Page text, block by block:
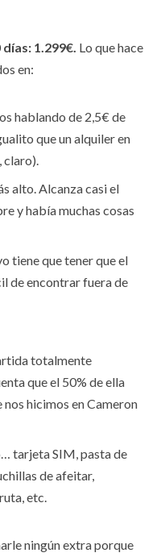
1.299€. Lo que hace
en:
hablando de 2,5€ de
que un alquiler en
alto. Alcanza casi el
y había muchas cosas
tiene que tener que el
de encontrar fuera de
totalmente
que el 50% de ella
nos hicimos en Cameron
tarjeta SIM, pasta de
de afeitar,
etc.
ningún extra porque